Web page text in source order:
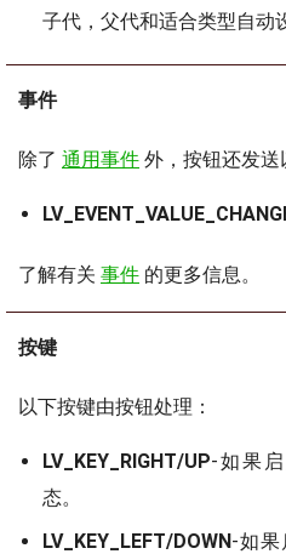
子代，父代和适合类型自动
事件
除了 通用事件 外，按钮还发送
了解有关 事件 的更多信息。
按键
以下按键由按钮处理：
LV_KEY_RIGHT/UP-如果
态。
LV_KEY_LEFT/DOWN-如果